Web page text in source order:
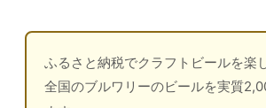
ふるさと納税でクラフトビールを楽
全国のブルワリーのビールを実質